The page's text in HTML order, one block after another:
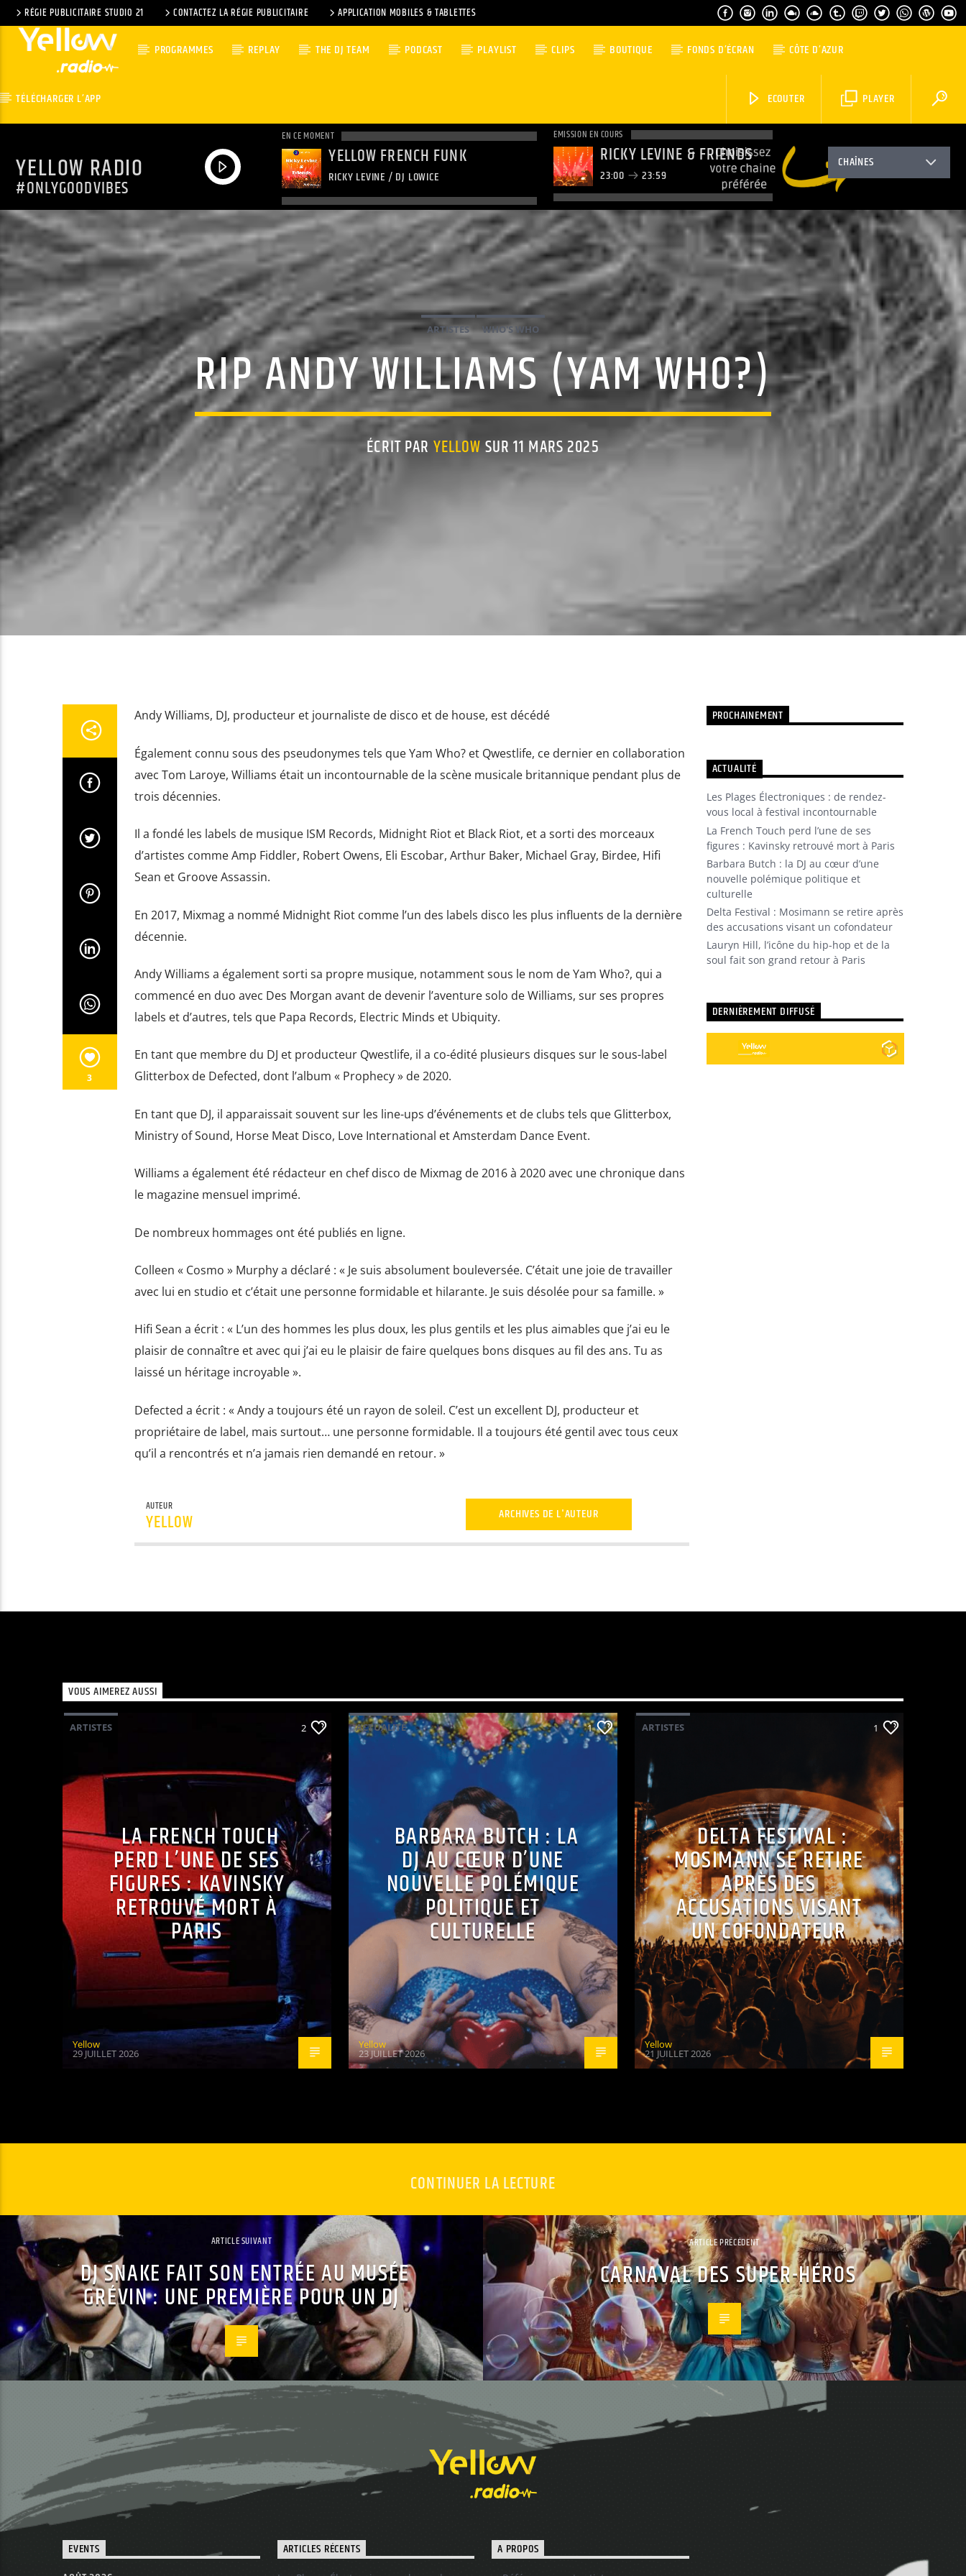
RÉGIE PUBLICITAIRE STUDIO 21 CONTACTEZ LA RÉGIE PUBLICITAIRE APPLICATION MOBILES & TABLETTES
PROGRAMMES REPLAY THE DJ TEAM PODCAST PLAYLIST CLIPS BOUTIQUE FONDS D’ÉCRAN CÔTE D’AZUR
TÉLÉCHARGER L’APP PLAYER
ECOUTER
YELLOW RADIO
#ONLYGOODVIBES
EN CE MOMENT
YELLOW FRENCH FUNK
RICKY LEVINE / DJ LOWICE
EMISSION EN COURS
RICKY LEVINE & FRIENDS
23:00 23:59
CHAÎNES
ARTISTES WHO'S WHO
RIP ANDY WILLIAMS (YAM WHO?)
ÉCRIT PAR YELLOWSUR 11 MARS 2025
3
Andy Williams, DJ, producteur et journaliste de disco et de house, est décédé
Également connu sous des pseudonymes tels que Yam Who? et Qwestlife, ce dernier en collaboration
avec Tom Laroye, Williams était un incontournable de la scène musicale britannique pendant plus de
trois décennies.
Il a fondé les labels de musique ISM Records, Midnight Riot et Black Riot, et a sorti des morceaux
d’artistes comme Amp Fiddler, Robert Owens, Eli Escobar, Arthur Baker, Michael Gray, Birdee, Hifi
Sean et Groove Assassin.
En 2017, Mixmag a nommé Midnight Riot comme l’un des labels disco les plus influents de la dernière
décennie.
Andy Williams a également sorti sa propre musique, notamment sous le nom de Yam Who?, qui a
commencé en duo avec Des Morgan avant de devenir l’aventure solo de Williams, sur ses propres
labels et d’autres, tels que Papa Records, Electric Minds et Ubiquity.
En tant que membre du DJ et producteur Qwestlife, il a co-édité plusieurs disques sur le sous-label
Glitterbox de Defected, dont l’album « Prophecy » de 2020.
En tant que DJ, il apparaissait souvent sur les line-ups d’événements et de clubs tels que Glitterbox,
Ministry of Sound, Horse Meat Disco, Love International et Amsterdam Dance Event.
Williams a également été rédacteur en chef disco de Mixmag de 2016 à 2020 avec une chronique dans
le magazine mensuel imprimé.
De nombreux hommages ont été publiés en ligne.
Colleen « Cosmo » Murphy a déclaré : « Je suis absolument bouleversée. C’était une joie de travailler
avec lui en studio et c’était une personne formidable et hilarante. Je suis désolée pour sa famille. »
Hifi Sean a écrit : « L’un des hommes les plus doux, les plus gentils et les plus aimables que j’ai eu le
plaisir de connaître et avec qui j’ai eu le plaisir de faire quelques bons disques au fil des ans. Tu as
laissé un héritage incroyable ».
Defected a écrit : « Andy a toujours été un rayon de soleil. C’est un excellent DJ, producteur et
propriétaire de label, mais surtout… une personne formidable. Il a toujours été gentil avec tous ceux
qu’il a rencontrés et n’a jamais rien demandé en retour. »
AUTEUR
YELLOW ARCHIVES DE L'AUTEUR
PROCHAINEMENT
ACTUALITÉ
Les Plages Électroniques : de rendez-
vous local à festival incontournable
La French Touch perd l’une de ses
figures : Kavinsky retrouvé mort à Paris
Barbara Butch : la DJ au cœur d’une
nouvelle polémique politique et
culturelle
Delta Festival : Mosimann se retire après
des accusations visant un cofondateur
Lauryn Hill, l’icône du hip-hop et de la
soul fait son grand retour à Paris
DERNIÈREMENT DIFFUSÉ
VOUS AIMEREZ AUSSI
ARTISTES 2
LA FRENCH TOUCH
PERD L’UNE DE SES
FIGURES : KAVINSKY
RETROUVÉ MORT À
PARIS
Yellow
29 JUILLET 2026
ACTUALITÉ 1
BARBARA BUTCH : LA
DJ AU CŒUR D’UNE
NOUVELLE POLÉMIQUE
POLITIQUE ET
CULTURELLE
Yellow
23 JUILLET 2026
ARTISTES 1
DELTA FESTIVAL :
MOSIMANN SE RETIRE
APRÈS DES
ACCUSATIONS VISANT
UN COFONDATEUR
Yellow
21 JUILLET 2026
CONTINUER LA LECTURE
ARTICLE SUIVANT
DJ SNAKE FAIT SON ENTRÉE AU MUSÉE
GRÉVIN : UNE PREMIÈRE POUR UN DJ
ARTICLE PRÉCÉDENT
CARNAVAL DES SUPER-HÉROS
EVENTS ARTICLES RÉCENTS A PROPOS